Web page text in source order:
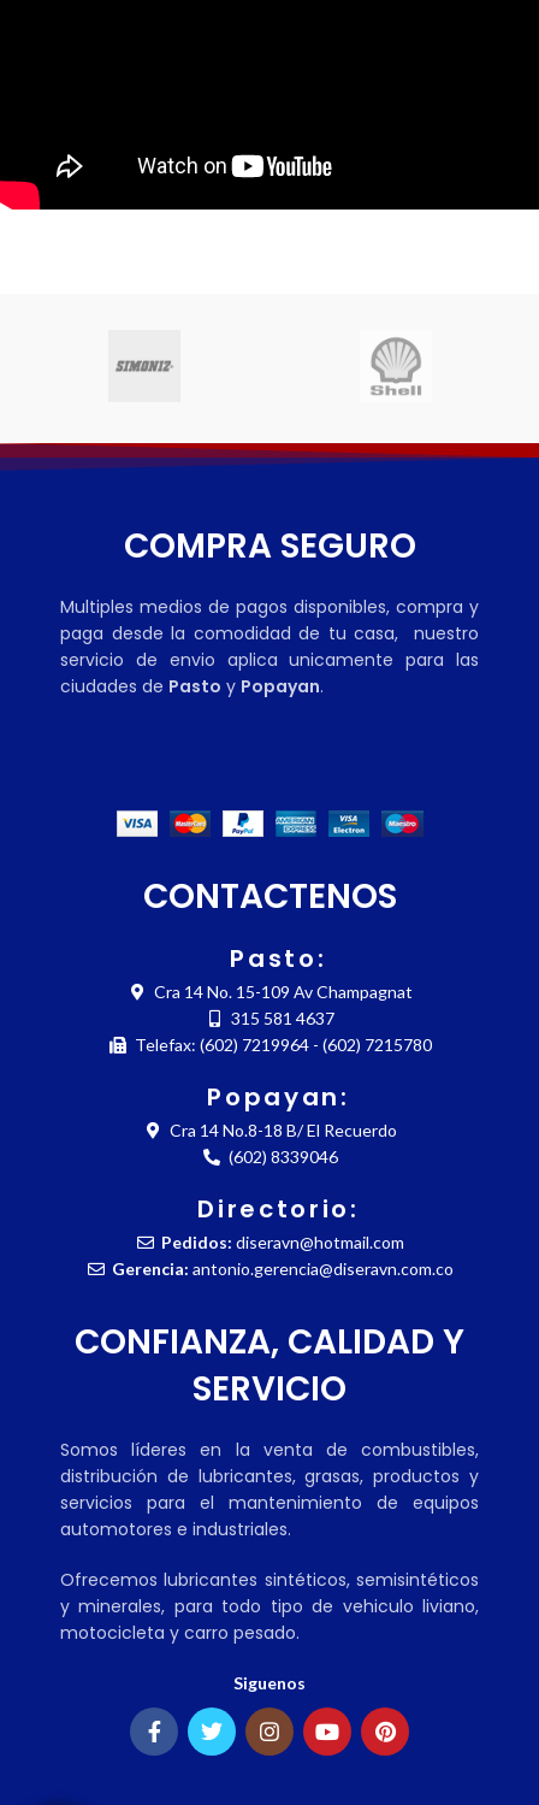
COMPRA SEGURO
Multiples medios de pagos disponibles, compra y
paga desde la comodidad de tu casa, nuestro
servicio de envio aplica unicamente para las
ciudades de Pasto y Popayan.
CONTACTENOS
Pasto:
Cra 14 No. 15-109 Av Champagnat
315 581 4637
Telefax: (602) 7219964 - (602) 7215780
Popayan:
Cra 14 No.8-18 B/ El Recuerdo
(602) 8339046
Directorio:
Pedidos: diseravn@hotmail.com
Gerencia: antonio.gerencia@diseravn.com.co
CONFIANZA, CALIDAD Y
SERVICIO
Somos líderes en la venta de combustibles,
distribución de lubricantes, grasas, productos y
servicios para el mantenimiento de equipos
automotores e industriales.
Ofrecemos lubricantes sintéticos, semisintéticos
y minerales, para todo tipo de vehiculo liviano,
motocicleta y carro pesado.
Siguenos